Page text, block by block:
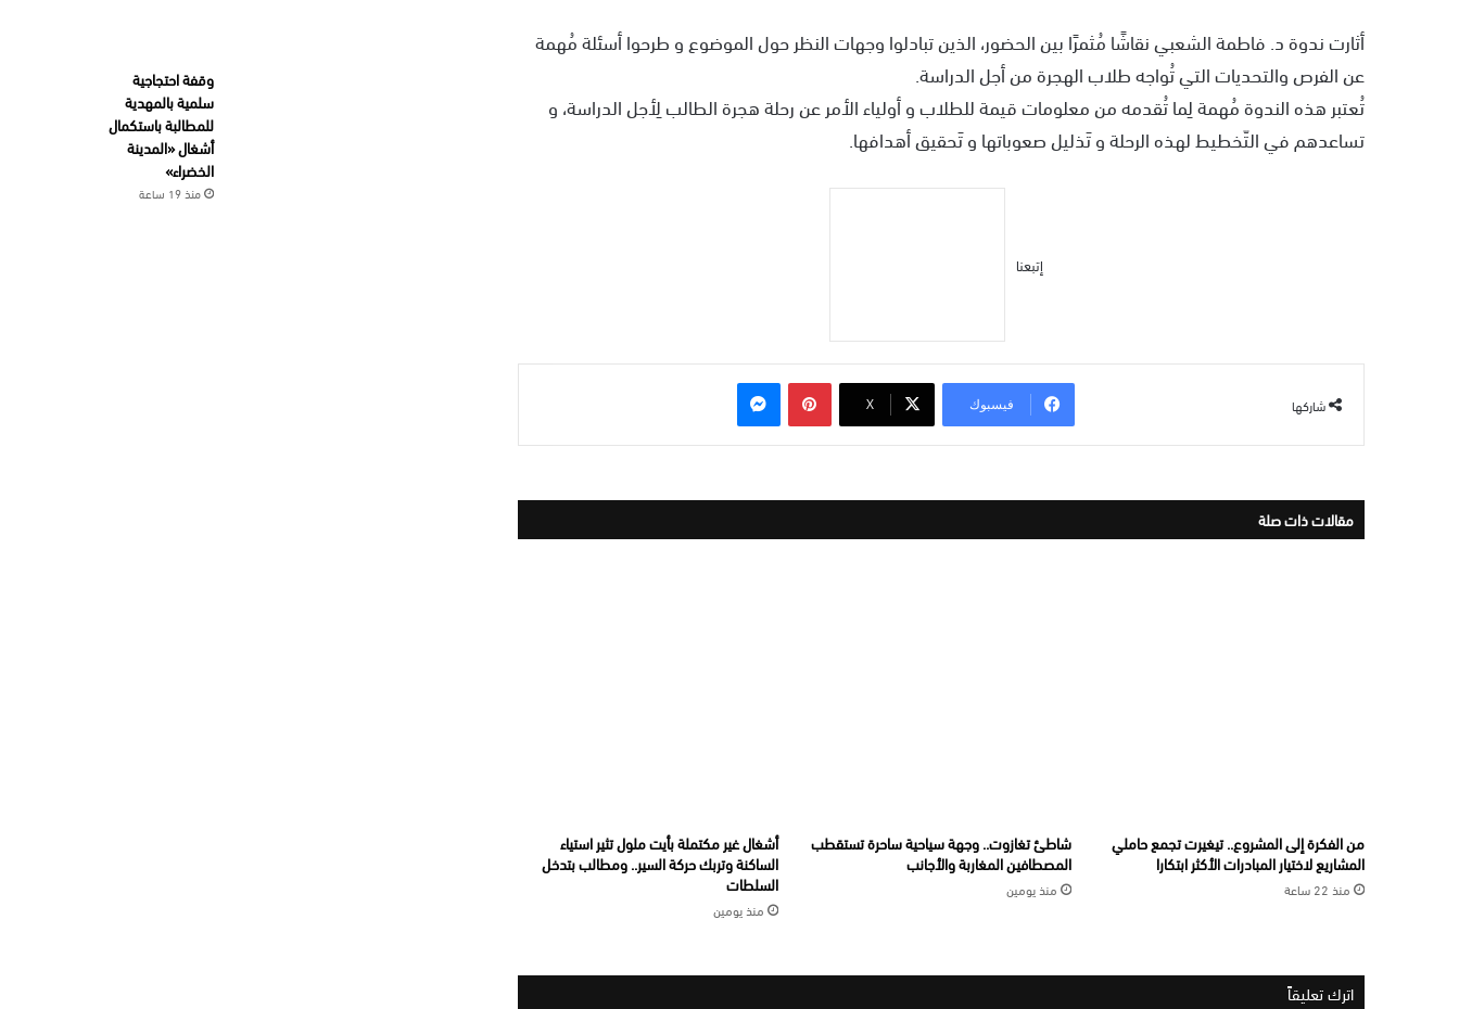
أثارت ندوة د. فاطمة الشعبي نقاشًا مُثمرًا بين الحضور، الذين تبادلوا وجهات النظر حول الموضوع و طرحوا أسئلة مُهمة
عن الفرص والتحديات التي تُواجه طلاب الهجرة من أجل الدراسة.
تُعتبر هذه الندوة مُهمة لِما تُقدمه من معلومات قيمة للطلاب و أولياء الأمر عن رحلة هجرة الطالب لِأجل الدراسة، و
تساعدهم في التّخطيط لهذه الرحلة و تَذليل صعوباتها و تَحقيق أهدافها.
إتبعنا
شاركها فيسبوك ‫X
بينتيريست
مقالات ذات صلة
من الفكرة إلى المشروع.. تيغيرت تجمع حاملي
المشاريع لاختيار المبادرات الأكثر ابتكارا
منذ 22 ساعة
شاطئ تغازوت.. وجهة سياحية ساحرة تستقطب
المصطافين المغاربة والأجانب
منذ يومين
أشغال غير مكتملة بأيت ملول تثير استياء
الساكنة وتربك حركة السير.. ومطالب بتدخل
السلطات
منذ يومين
اترك تعليقاً
وقفة احتجاجية
سلمية بالمهدية
للمطالبة باستكمال
أشغال «المدينة
الخضراء»
منذ 19 ساعة